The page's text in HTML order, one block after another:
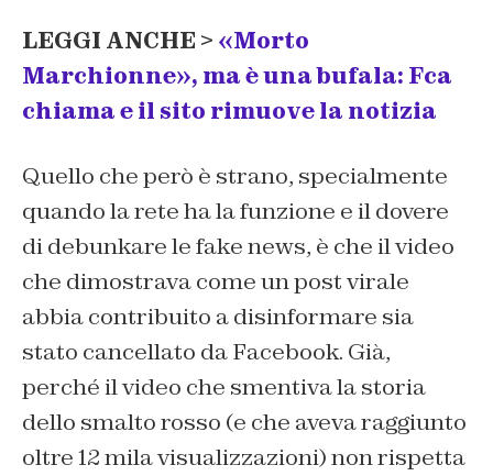
LEGGI ANCHE > «Morto
Marchionne», ma è una bufala: Fca
chiama e il sito rimuove la notizia
Quello che però è strano, specialmente
quando la rete ha la funzione e il dovere
di debunkare le fake news, è che il video
che dimostrava come un post virale
abbia contribuito a disinformare sia
stato cancellato da Facebook. Già,
perché il video che smentiva la storia
dello smalto rosso (e che aveva raggiunto
oltre 12 mila visualizzazioni) non rispetta